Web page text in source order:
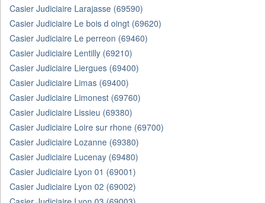
Casier Judiciaire Larajasse (69590)
Casier Judiciaire Le bois d oingt (69620)
Casier Judiciaire Le perreon (69460)
Casier Judiciaire Lentilly (69210)
Casier Judiciaire Liergues (69400)
Casier Judiciaire Limas (69400)
Casier Judiciaire Limonest (69760)
Casier Judiciaire Lissieu (69380)
Casier Judiciaire Loire sur rhone (69700)
Casier Judiciaire Lozanne (69380)
Casier Judiciaire Lucenay (69480)
Casier Judiciaire Lyon 01 (69001)
Casier Judiciaire Lyon 02 (69002)